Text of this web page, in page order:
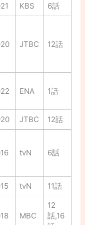
KBS 6話
JTBC 12話
ENA 1話
JTBC 12話
tvN 6話
tvN 11話
MBC
12
話,16